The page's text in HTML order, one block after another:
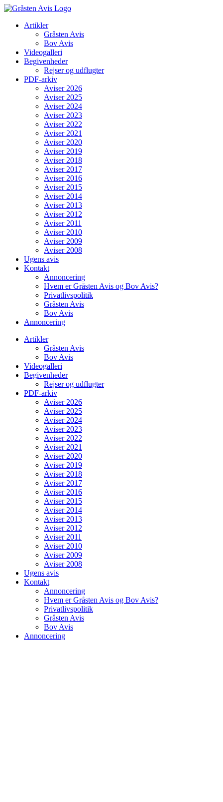
Skip
contentArtikler
Gråsten Avis
Bov Avis
Videogalleri
Begivenheder
Rejser og udflugter
PDF-arkiv
Aviser 2026
Aviser 2025
Aviser 2024
Aviser 2023
Aviser 2022
Aviser 2021
Aviser 2020
Aviser 2019
Aviser 2018
Aviser 2017
Aviser 2016
Aviser 2015
Aviser 2014
Aviser 2013
Aviser 2012
Aviser 2011
Aviser 2010
Aviser 2009
Aviser 2008
Ugens avis
Kontakt
Annoncering
Hvem er Gråsten Avis og Bov Avis?
Privatlivspolitik
Gråsten Avis
Bov Avis
Annoncering
Artikler
Gråsten Avis
Bov Avis
Videogalleri
Begivenheder
Rejser og udflugter
PDF-arkiv
Aviser 2026
Aviser 2025
Aviser 2024
Aviser 2023
Aviser 2022
Aviser 2021
Aviser 2020
Aviser 2019
Aviser 2018
Aviser 2017
Aviser 2016
Aviser 2015
Aviser 2014
Aviser 2013
Aviser 2012
Aviser 2011
Aviser 2010
Aviser 2009
Aviser 2008
Ugens avis
Kontakt
Annoncering
Hvem er Gråsten Avis og Bov Avis?
Privatlivspolitik
Gråsten Avis
Bov Avis
Annoncering